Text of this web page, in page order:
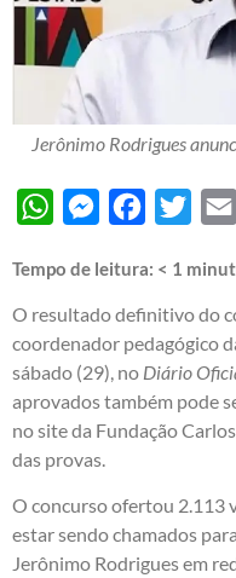
Jerônimo Rodrigues
WhatsAppMessengerFacebook
Tempo de leitura: < 1
O resultado definitivo do
coordenador pedagógico
sábado (29), no Diário
aprovados também pode
no site da Fundação
das provas.
O concurso ofertou 2.113
estar sendo chamados
Jerônimo Rodrigues em